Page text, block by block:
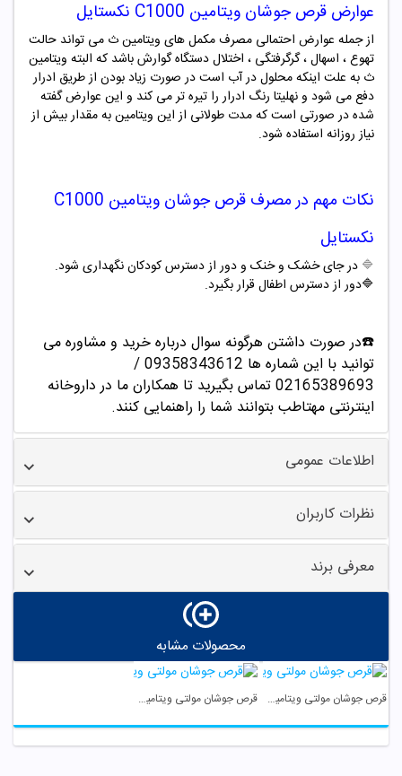
عوارض قرص جوشان ویتامین C1000 نکستایل
از جمله عوارض احتمالی مصرف مکمل های ویتامین ث می تواند حالت
تهوع ، اسهال ، گرگرفتگی ، اختلال دستگاه گوارش باشد که البته ویتامین
ث به علت اینکه محلول در آب است در صورت زیاد بودن از طریق ادرار
دفع می شود و نهلیتا رنگ ادرار را تیره تر می کند و این عوارض گفته
شده در صورتی است که مدت طولانی از این ویتامین به مقدار بیش از
نیاز روزانه استفاده شود.
نکات مهم در مصرف قرص جوشان ویتامین C1000
نکستایل
🔷 در جای خشک و خنک و دور از دسترس کودکان نگهداری شود.
🔷دور از دسترس اطفال قرار بگیرد.
☎️در صورت داشتن هرگونه سوال درباره خرید و مشاوره می
توانید با این شماره ها 09358343612 /
02165389693تماس بگیرید تا همکاران ما در داروخانه
اینترنتی مهتاطب بتوانند شما را راهنمایی کنند.
اطلاعات عمومی
نظرات کاربران
معرفی برند
محصولات مشابه
قرص جوشان مولتی ویتامین نیچرز پلنتی قرص جوشان مولتی ویتامین هانسال